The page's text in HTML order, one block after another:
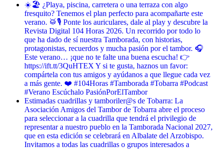
☀️🏖️ ¿Playa, piscina, carretera o una terraza con algo
fresquito? Tenemos el plan perfecto para acompañarte este
verano. 🥁🎙️ Ponte los auriculares, dale al play y descubre la
Revista Digital 104 Horas 2026. Un recorrido por todo lo
que ha dado de sí nuestra Tamborada, con historias,
protagonistas, recuerdos y mucha pasión por el tambor. 🎧
Este verano… ¡que no te falte una buena escucha! 👉
https://ift.tt/3QuHTEX Y si te gusta, haznos un favor:
compártela con tus amigos y ayúdanos a que llegue cada vez
a más gente. ❤️ #104Horas #Tamborada #Tobarra #Podcast
#Verano Escúchalo PasiónPorElTambor
Estimadas cuadrillas y tamboriler@s de Tobarra: La
Asociación Amigos del Tambor de Tobarra abre el proceso
para seleccionar a la cuadrilla que tendrá el privilegio de
representar a nuestro pueblo en la Tamborada Nacional 2027,
que en esta edición se celebrará en Albalate del Arzobispo.
Invitamos a todas las cuadrillas o grupos interesados a